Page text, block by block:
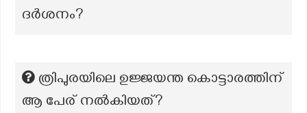
ദർശനം?
ത്രിപുരയിലെ ഉജ്ജയന്ത കൊട്ടാരത്തിന്
ആ പേര് നൽകിയത്?